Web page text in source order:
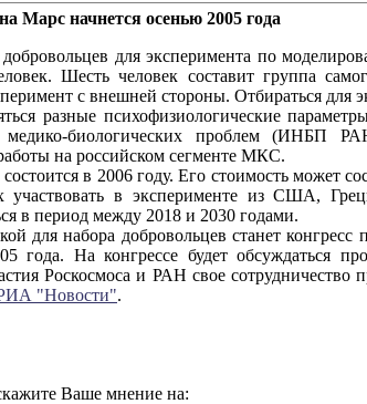
Марс начнется осенью 2005 года
для эксперимента по
Шесть человек составит группа
с внешней стороны. Отбираться для
разные психофизиологические
биологических проблем (ИНБП
на российском сегменте МКС.
в 2006 году. Его стоимость может
в эксперименте из США,
в период между 2018 и 2030 годами.
для набора добровольцев станет
года. На конгрессе будет обсуждаться
Роскосмоса и РАН свое сотрудничество
"Новости".
Ваше мнение на: